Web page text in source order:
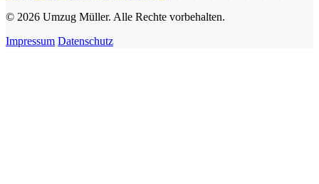
© 2026 Umzug Müller. Alle Rechte vorbehalten.
Impressum Datenschutz